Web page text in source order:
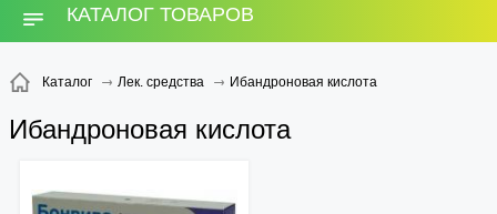
КАТАЛОГ ТОВАРОВ
Каталог Лек. средства Ибандроновая кислота
Ибандроновая кислота